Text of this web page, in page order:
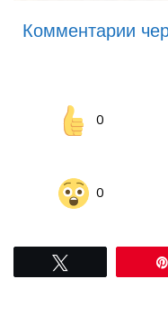
Комментарии
0
0